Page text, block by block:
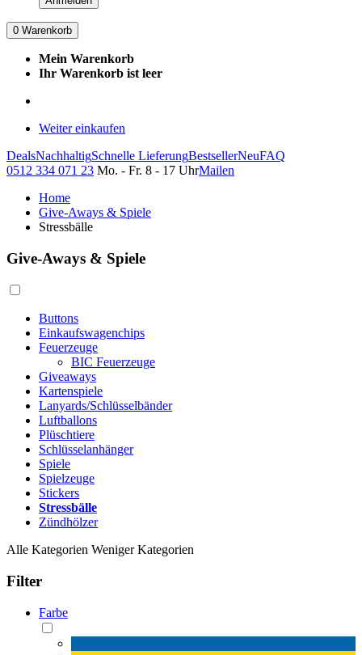
0 Warenkorb
Mein Warenkorb
Ihr Warenkorb ist leer
Weiter einkaufen
DealsNachhaltigSchnelle LieferungBestsellerNeuFAQ
0512 334 071 23 Mo. - Fr. 8 - 17 UhrMailen
Home
Give-Aways & Spiele
Stressbälle
Give-Aways & Spiele
Buttons
Einkaufswagenchips
Feuerzeuge
BIC Feuerzeuge
Giveaways
Kartenspiele
Lanyards/Schlüsselbänder
Luftballons
Plüschtiere
Schlüsselanhänger
Spiele
Spielzeuge
Stickers
Stressbälle
Zündhölzer
Alle Kategorien Weniger Kategorien
Filter
Farbe